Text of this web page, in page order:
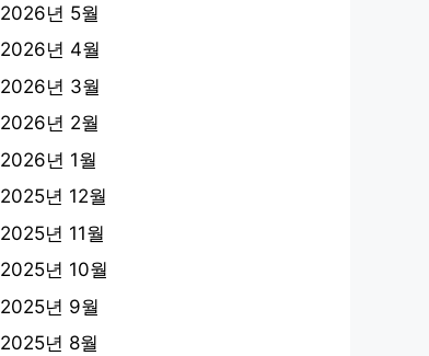
2026년 5월
2026년 4월
2026년 3월
2026년 2월
2026년 1월
2025년 12월
2025년 11월
2025년 10월
2025년 9월
2025년 8월